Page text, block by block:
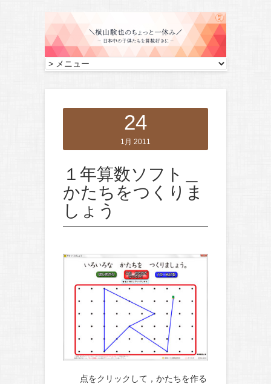
24
1月 2011
１年算数ソフト＿
かたちをつくりま
しょう
点をクリックして，かたちを作る